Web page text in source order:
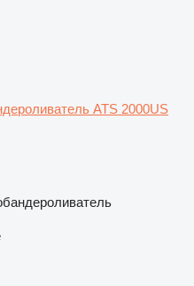
ATS 2000US